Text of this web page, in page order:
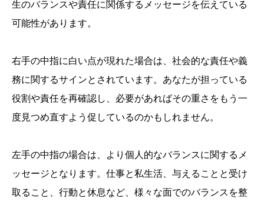
生のバランスや責任に関係するメッセージを伝えている
可能性があります。
右手の中指に白い点が現れた場合は、社会的な責任や義
務に関するサインとされています。あなたが担っている
役割や責任を再確認し、必要があればその重さをもう一
度見つめ直すよう促しているのかもしれません。
左手の中指の場合は、より個人的なバランスに関するメ
ッセージとなります。仕事と私生活、与えることと受け
取ること、行動と休息など、様々な面でのバランスを整